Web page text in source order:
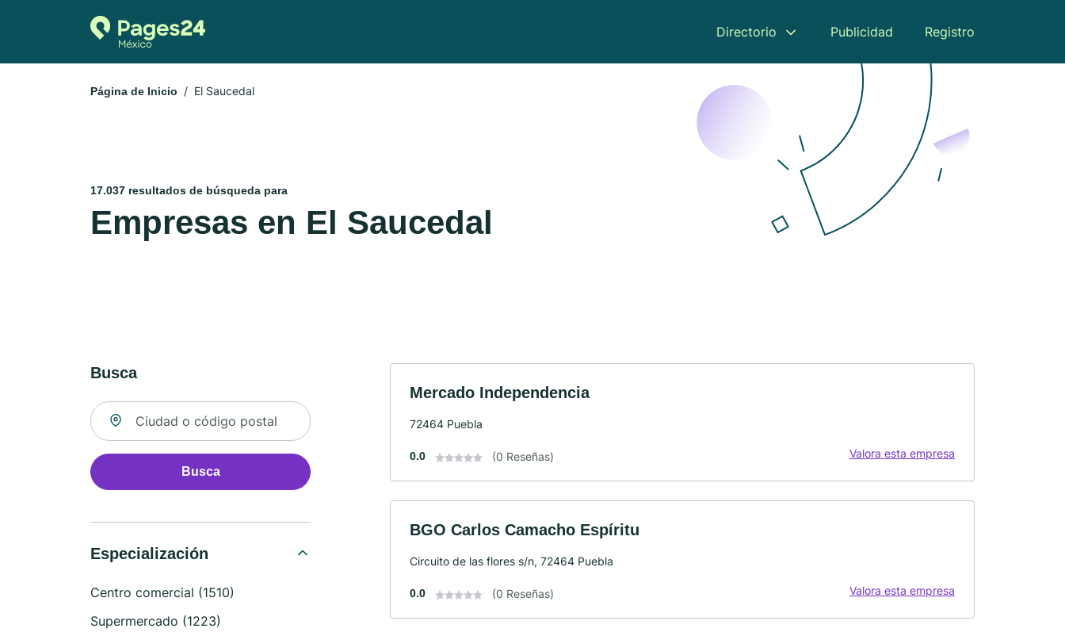
Directorio Publicidad Registro
Página de Inicio El Saucedal
17.037 resultados de búsqueda para
Empresas en El Saucedal
Busca
Buscar ubicación
Busca
Especialización
Centro comercial (1510)
Supermercado (1223)
Mercado Independencia
72464 Puebla
0.0 (0 Reseñas) Valora esta empresa
BGO Carlos Camacho Espíritu
Circuito de las flores s/n, 72464 Puebla
0.0 (0 Reseñas) Valora esta empresa